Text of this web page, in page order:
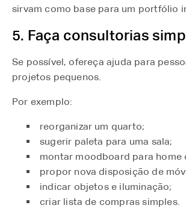
sirvam como base para um portfólio
5. Faça consultorias
Se possível, ofereça ajuda para
projetos pequenos.
Por exemplo:
reorganizar um quarto;
sugerir paleta para uma sala;
montar moodboard para home
propor nova disposição de
indicar objetos e iluminação;
criar lista de compras simples.